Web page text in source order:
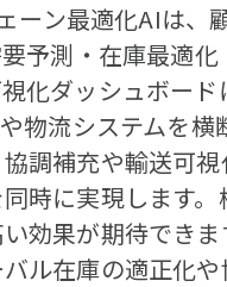
ーン最適化AIは、
予測・在庫最適
化ダッシュボー
物流システムを
調補充や輸送可
時に実現します
効果が期待でき
ル在庫の適正化